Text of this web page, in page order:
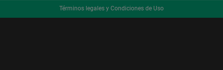
Términos legales y Condiciones de Uso